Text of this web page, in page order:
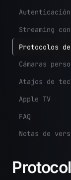
Autenticación
Streaming con
Protocolos
Cámaras
Atajos de
Apple TV
FAQ
Notas de